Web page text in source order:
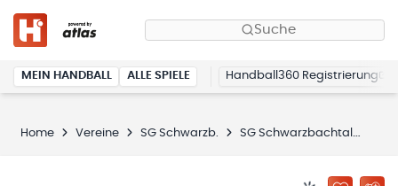
Suche
MEIN HANDBALL ALLE SPIELE Handball360 Registrierung
Home Vereine SG Schwarzb. SG Schwarzbachtal